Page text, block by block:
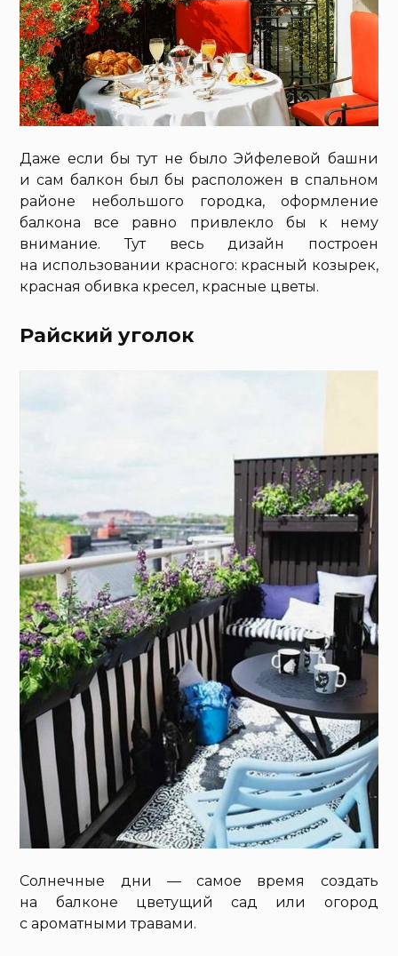
Даже если бы тут не было Эйфелевой башни
и сам балкон был бы расположен в спальном
районе небольшого городка, оформление
балкона все равно привлекло бы к нему
внимание. Тут весь дизайн построен
на использовании красного: красный козырек,
красная обивка кресел, красные цветы.
Райский уголок
Солнечные дни — самое время создать
на балконе цветущий сад или огород
с ароматными травами.